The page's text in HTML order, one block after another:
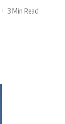
3 Min Read